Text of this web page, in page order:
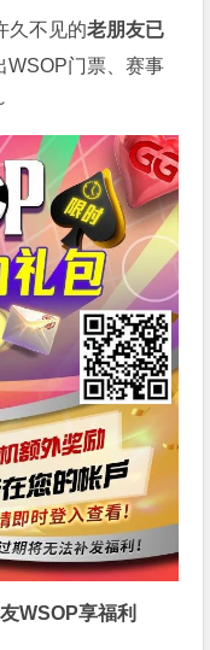
久不见的老朋友已
WSOP门票、赛事
WSOP享福利